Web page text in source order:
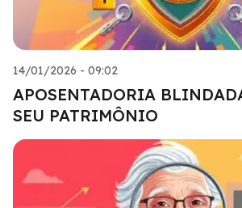
14/01/2026 - 09:02
APOSENTADORIA
SEU PATRIMÔNIO